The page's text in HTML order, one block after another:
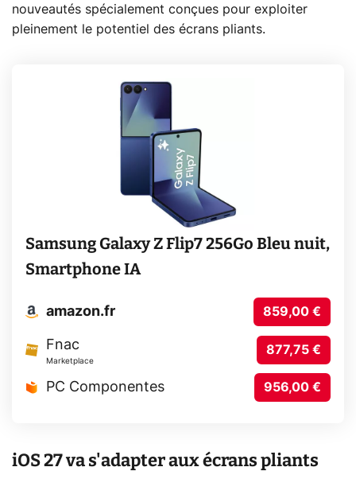
nouveautés spécialement conçues pour exploiter
pleinement le potentiel des écrans pliants.
Samsung Galaxy Z Flip7 256Go Bleu nuit,
Smartphone IA
amazon.fr 859,00 €
Fnac
Marketplace
877,75 €
PC Componentes 956,00 €
iOS 27 va s'adapter aux écrans pliants